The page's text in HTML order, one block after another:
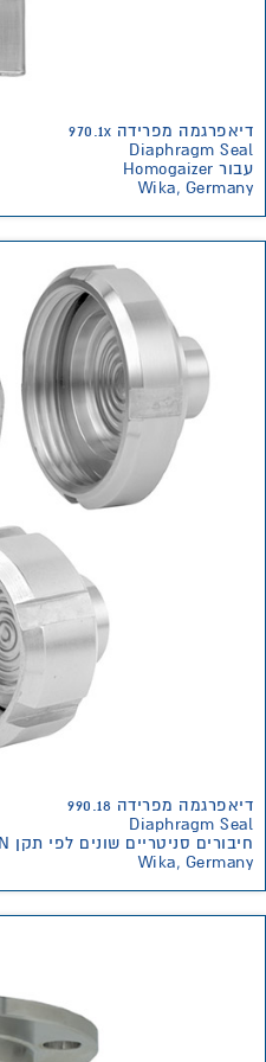
דיאפרגמה מפרידה 970.1x
Diaphragm Seal
עבור Homogaizer
Wika, Germany
דיאפרגמה מפרידה 990.18
Diaphragm Seal
חיבורים סניטריים שונים לפי תקן DIN
Wika, Germany